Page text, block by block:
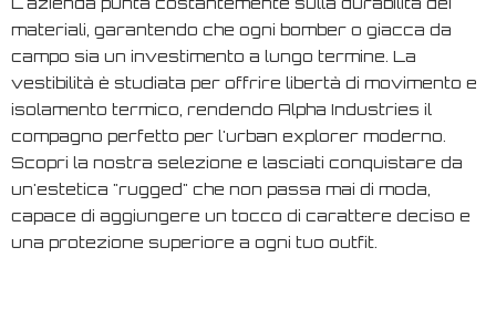
materiali, garantendo che ogni bomber o giacca da
campo sia un investimento a lungo termine. La
vestibilità è studiata per offrire libertà di movimento e
isolamento termico, rendendo Alpha Industries il
compagno perfetto per l'urban explorer moderno.
Scopri la nostra selezione e lasciati conquistare da
un'estetica "rugged" che non passa mai di moda,
capace di aggiungere un tocco di carattere deciso e
una protezione superiore a ogni tuo outfit.